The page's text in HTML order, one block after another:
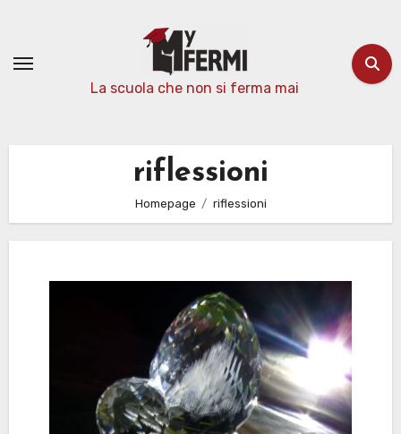
contenuto
La scuola che non si ferma mai
riflessioni
Homepage riflessioni